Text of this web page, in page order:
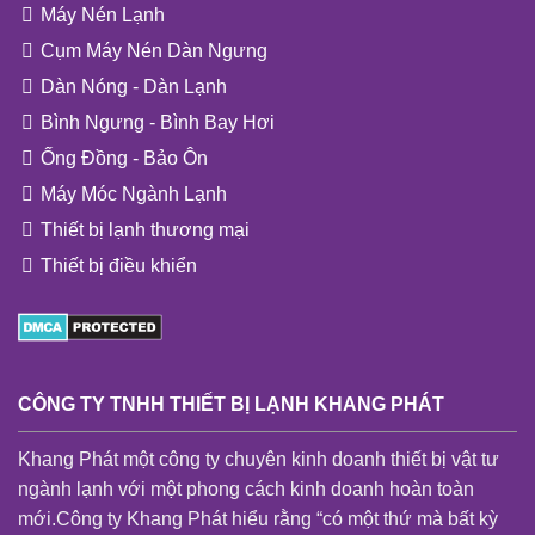
Máy Nén Lạnh
Cụm Máy Nén Dàn Ngưng
Dàn Nóng - Dàn Lạnh
Bình Ngưng - Bình Bay Hơi
Ống Đồng - Bảo Ôn
Máy Móc Ngành Lạnh
Thiết bị lạnh thương mại
Thiết bị điều khiển
CÔNG TY TNHH THIẾT BỊ LẠNH KHANG PHÁT
Khang Phát một công ty chuyên kinh doanh thiết bị vật tư
ngành lạnh với một phong cách kinh doanh hoàn toàn
mới.Công ty Khang Phát hiểu rằng “có một thứ mà bất kỳ